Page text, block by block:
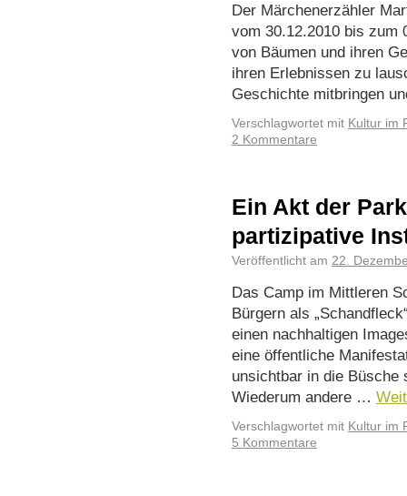
Der Märchenerzähler
vom 30.12.2010 bis zum
von Bäumen und ihren
ihren Erlebnissen zu
Geschichte mitbringen
Verschlagwortet mit Kultur im
2 Kommentare
Ein Akt der
partizipative
Veröffentlicht am 22.
Das Camp im Mittleren
Bürgern als
einen nachhaltigen
eine öffentliche
unsichtbar in die Büsche
Wiederum andere …
Verschlagwortet mit Kultur im
5 Kommentare